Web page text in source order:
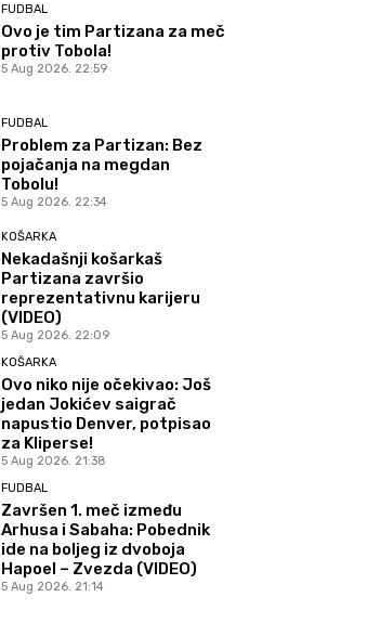
FUDBAL
Ovo je tim Partizana za meč
protiv Tobola!
5 Aug 2026. 22:59
FUDBAL
Problem za Partizan: Bez
pojačanja na megdan
Tobolu!
5 Aug 2026. 22:34
KOŠARKA
Nekadašnji košarkaš
Partizana završio
reprezentativnu karijeru
(VIDEO)
5 Aug 2026. 22:09
KOŠARKA
Ovo niko nije očekivao: Još
jedan Jokićev saigrač
napustio Denver, potpisao
za Kliperse!
5 Aug 2026. 21:38
FUDBAL
Završen 1. meč između
Arhusa i Sabaha: Pobednik
ide na boljeg iz dvoboja
Hapoel – Zvezda (VIDEO)
5 Aug 2026. 21:14